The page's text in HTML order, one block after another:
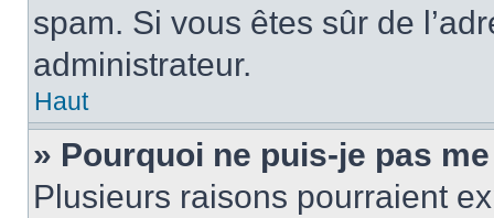
spam. Si vous êtes sûr de
administrateur.
Haut
» Pourquoi ne puis-je pas
Plusieurs raisons pourraient